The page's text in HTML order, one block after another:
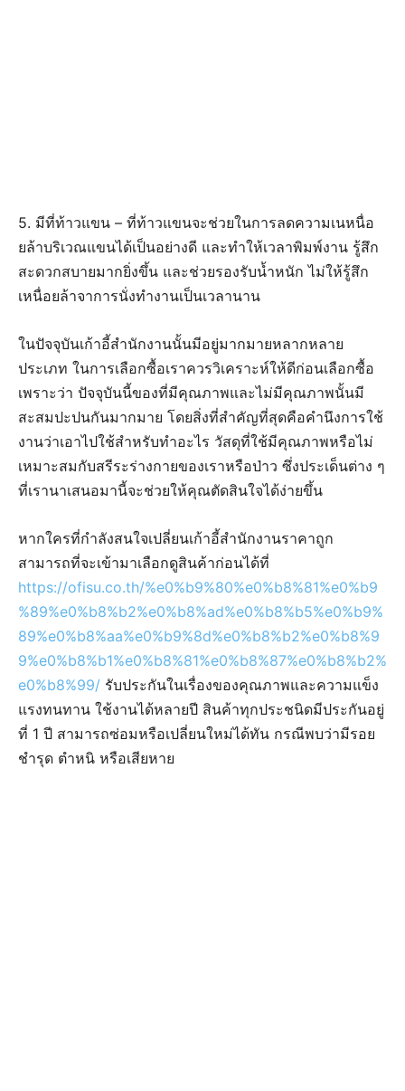
5. มีที่ท้าวแขน – ที่ท้าวแขนจะช่วยในการลดความเนหนื่อ
ยล้าบริเวณแขนได้เป็นอย่างดี และทำให้เวลาพิมพ์งาน รู้สึก
สะดวกสบายมากยิ่งขึ้น และช่วยรองรับน้ำหนัก ไม่ให้รู้สึก
เหนื่อยล้าจาการนั่งทำงานเป็นเวลานาน
ในปัจจุบันเก้าอี้สํานักงานนั้นมีอยู่มากมายหลากหลาย
ประเภท ในการเลือกซื้อเราควรวิเคราะห์ให้ดีก่อนเลือกซื้อ
เพราะว่า ปัจจุบันนี้ของที่มีคุณภาพและไม่มีคุณภาพนั้นมี
สะสมปะปนกันมากมาย โดยสิ่งที่สำคัญที่สุดคือคำนึงการใช้
งานว่าเอาไปใช้สำหรับทำอะไร วัสดุที่ใช้มีคุณภาพหรือไม่
เหมาะสมกับสรีระร่างกายของเราหรือป่าว ซึ่งประเด็นต่าง ๆ
ที่เรานาเสนอมานี้จะช่วยให้คุณตัดสินใจได้ง่ายขึ้น
หากใครที่กำลังสนใจเปลี่ยนเก้าอี้สำนักงานราคาถูก
สามารถที่จะเข้ามาเลือกดูสินค้าก่อนได้ที่
https://ofisu.co.th/%e0%b9%80%e0%b8%81%e0%b9
%89%e0%b8%b2%e0%b8%ad%e0%b8%b5%e0%b9%
89%e0%b8%aa%e0%b9%8d%e0%b8%b2%e0%b8%9
9%e0%b8%b1%e0%b8%81%e0%b8%87%e0%b8%b2%
e0%b8%99/ รับประกันในเรื่องของคุณภาพและความแข็ง
แรงทนทาน ใช้งานได้หลายปี สินค้าทุกประชนิดมีประกันอยู่
ที่ 1 ปี สามารถซ่อมหรือเปลี่ยนใหม่ได้ทัน กรณีพบว่ามีรอย
ชำรุด ตำหนิ หรือเสียหาย